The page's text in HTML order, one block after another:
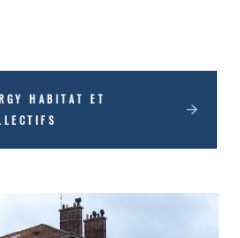
: estimation du montant
travaux
HABITAT ET